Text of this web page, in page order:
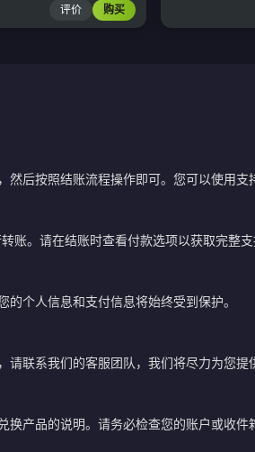
评价 购买
后按照结账流程操作即可。您可以使用支
账。请在结账时查看付款选项以获取完整支
个人信息和支付信息将始终受到保护。
联系我们的客服团队，我们将尽力为您提
产品的说明。请务必检查您的账户或收件